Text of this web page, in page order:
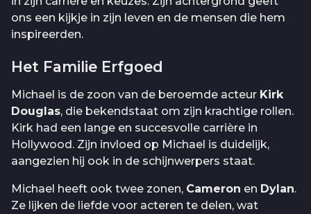
ons een kijkje in zijn leven en de mensen die hem
inspireerden.
Het Familie Erfgoed
Michael is de zoon van de beroemde acteur Kirk
Douglas, die bekendstaat om zijn krachtige rollen.
Kirk had een lange en succesvolle carrière in
Hollywood. Zijn invloed op Michael is duidelijk,
aangezien hij ook in de schijnwerpers staat.
Michael heeft ook twee zonen, Cameron en Dylan.
Ze lijken de liefde voor acteren te delen, wat